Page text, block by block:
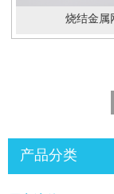
烧结金属
产品分类